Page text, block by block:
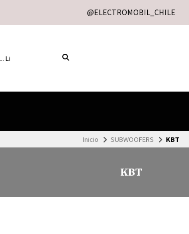
@ELECTROMOBIL_CHILE
Inicio SUBWOOFERS KBT
KBT